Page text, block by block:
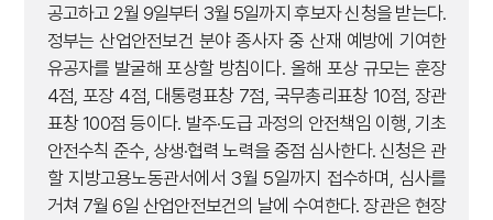
공고하고 2월 9일부터 3월 5일까지 후보자 신청을 받는다.
정부는 산업안전보건 분야 종사자 중 산재 예방에 기여한
유공자를 발굴해 포상할 방침이다. 올해 포상 규모는 훈장
4점, 포장 4점, 대통령표창 7점, 국무총리표창 10점, 장관
표창 100점 등이다. 발주·도급 과정의 안전책임 이행, 기초
안전수칙 준수, 상생·협력 노력을 중점 심사한다. 신청은 관
할 지방고용노동관서에서 3월 5일까지 접수하며, 심사를
거쳐 7월 6일 산업안전보건의 날에 수여한다. 장관은 현장